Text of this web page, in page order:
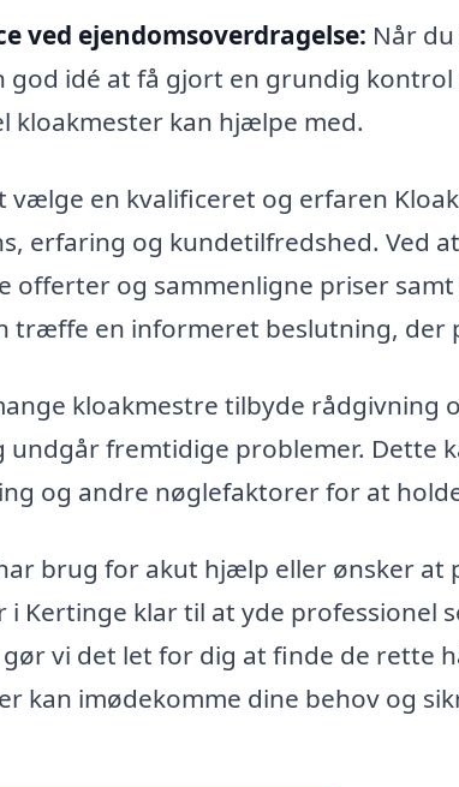
ved ejendomsoverdragelse: Når
idé at få gjort en grundig kontrol
kloakmester kan hjælpe med.
vælge en kvalificeret og erfaren
erfaring og kundetilfredshed. Ved
offerter og sammenligne priser
træffe en informeret beslutning, der
kloakmestre tilbyde rådgivning
undgår fremtidige problemer. Dette
og andre nøglefaktorer for at
brug for akut hjælp eller ønsker
i Kertinge klar til at yde professionel
vi det let for dig at finde de rette
kan imødekomme dine behov og